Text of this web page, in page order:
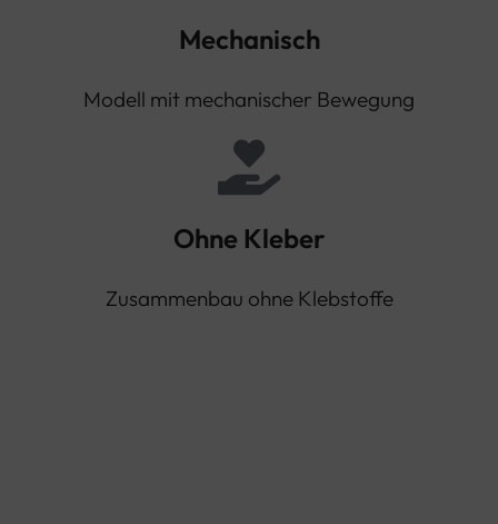
Mechanisch
Modell mit mechanischer Bewegung
Ohne Kleber
Zusammenbau ohne Klebstoffe